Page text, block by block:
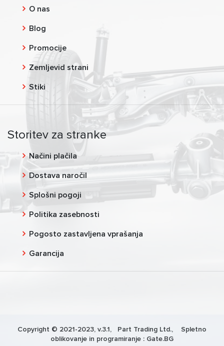
O nas
Blog
Promocije
Zemljevid strani
Stiki
Storitev za stranke
Načini plačila
Dostava naročil
Splošni pogoji
Politika zasebnosti
Pogosto zastavljena vprašanja
Garancija
Copyright © 2021-2023, v.3.1, Part Trading Ltd., Spletno
oblikovanje in programiranje : Gate.BG